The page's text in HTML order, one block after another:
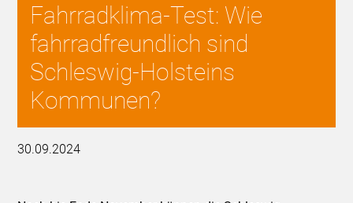
Fahrradklima-Test: Wie
fahrradfreundlich sind
Schleswig-Holsteins
Kommunen?
30.09.2024